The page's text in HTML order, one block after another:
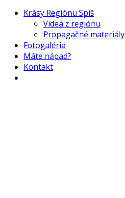
Krásy Regiónu Spiš
Videá z regiónu
Propagačné materiály
Fotogaléria
Máte nápad?
Kontakt